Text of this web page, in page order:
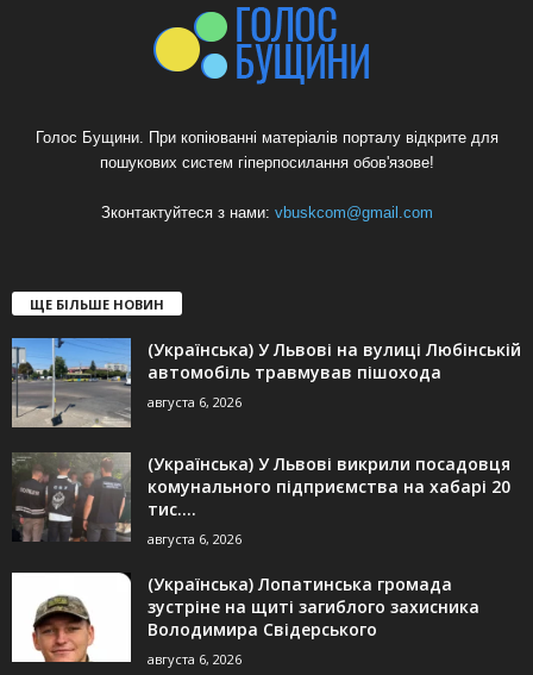
Голос Бущини. При копіюванні матеріалів порталу відкрите для
пошукових систем гіперпосилання обов'язове!
Зконтактуйтеся з нами: vbuskcom@gmail.com
ЩЕ БІЛЬШЕ НОВИН
(Українська) У Львові на вулиці Любінській
автомобіль травмував пішохода
августа 6, 2026
(Українська) У Львові викрили посадовця
комунального підприємства на хабарі 20
тис....
августа 6, 2026
(Українська) Лопатинська громада
зустріне на щиті загиблого захисника
Володимира Свідерського
августа 6, 2026